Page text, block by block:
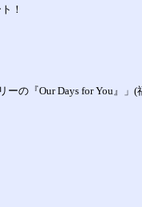
！
の『Our Days for You』」(